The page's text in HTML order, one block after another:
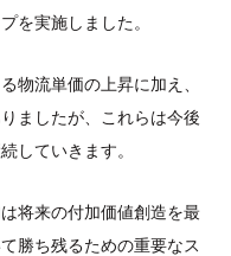
を実施しました。
物流単価の上昇に加え、
ましたが、これらは今後
していきます。
将来の付加価値創造を最
勝ち残るための重要なス